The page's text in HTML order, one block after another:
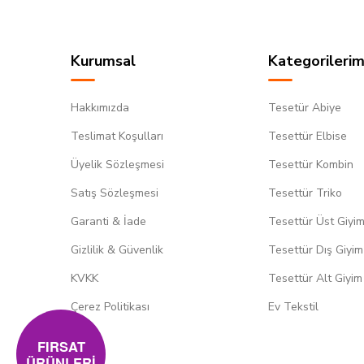
Kurumsal
Hakkımızda
Teslimat Koşulları
Üyelik Sözleşmesi
Satış Sözleşmesi
Garanti & İade
Gizlilik & Güvenlik
KVKK
Çerez Politikası
Tesetür Abiye
Tesettür Elbise
Tesettür Kombin
Tesettür Triko
Tesettür Üst Giyim
Tesettür Dış Giyim
Tesettür Alt Giyim
Ev Tekstil
FIRSAT